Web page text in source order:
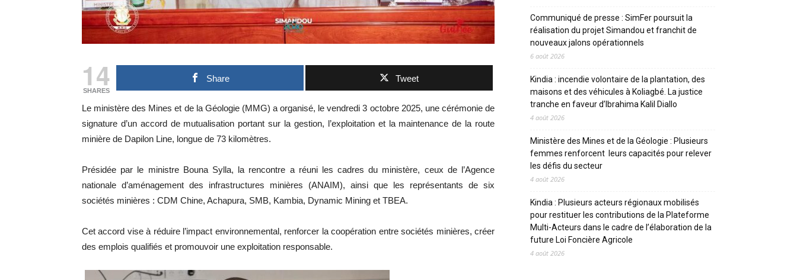
14
SHARES
Share Tweet
Le ministère des Mines et de la Géologie (MMG) a organisé, le vendredi 3 octobre 2025, une cérémonie de
signature d’un accord de mutualisation portant sur la gestion, l’exploitation et la maintenance de la route
minière de Dapilon Line, longue de 73 kilomètres.
Présidée par le ministre Bouna Sylla, la rencontre a réuni les cadres du ministère, ceux de l’Agence
nationale d’aménagement des infrastructures minières (ANAIM), ainsi que les représentants de six
sociétés minières : CDM Chine, Achapura, SMB, Kambia, Dynamic Mining et TBEA.
Cet accord vise à réduire l’impact environnemental, renforcer la coopération entre sociétés minières, créer
des emplois qualifiés et promouvoir une exploitation responsable.
Communiqué de presse : SimFer poursuit la
réalisation du projet Simandou et franchit de
nouveaux jalons opérationnels
6 août 2026
Kindia : incendie volontaire de la plantation, des
maisons et des véhicules à Koliagbé. La justice
tranche en faveur d’Ibrahima Kalil Diallo
4 août 2026
Ministère des Mines et de la Géologie : Plusieurs
femmes renforcent leurs capacités pour relever
les défis du secteur
4 août 2026
Kindia : Plusieurs acteurs régionaux mobilisés
pour restituer les contributions de la Plateforme
Multi-Acteurs dans le cadre de l’élaboration de la
future Loi Foncière Agricole
4 août 2026